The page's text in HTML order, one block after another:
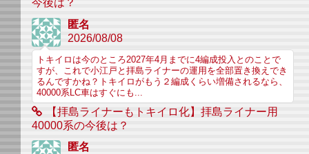
今後は？
匿名
2026/08/08
トキイロは今のところ2027年4月までに4編成投入とのことで
すが、これで小江戸と拝島ライナーの運用を全部置き換えでき
るんですかね？トキイロがもう２編成くらい増備されるなら、
40000系LC車はすぐにも...
【拝島ライナーもトキイロ化】拝島ライナー用
40000系の今後は？
匿名